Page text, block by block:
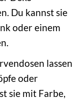
Du kannst sie
oder einem
lassen
oder
sie mit Farbe,